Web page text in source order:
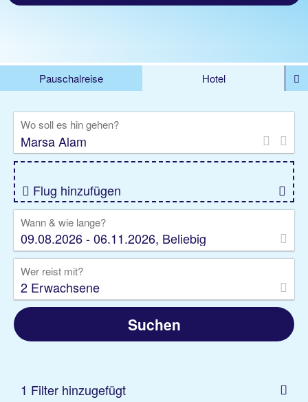
Pauschalreise
Hotel
Rundreise
Kreuzfahrt
Gruppenreise
Camper Privattransfer
Wo soll es hin gehen?
Flug hinzufügen
Wann & wie lange?
09.08.2026 - 06.11.2026, Beliebig
Wer reist mit?
2 Erwachsene
Suchen
1 Filter hinzugefügt